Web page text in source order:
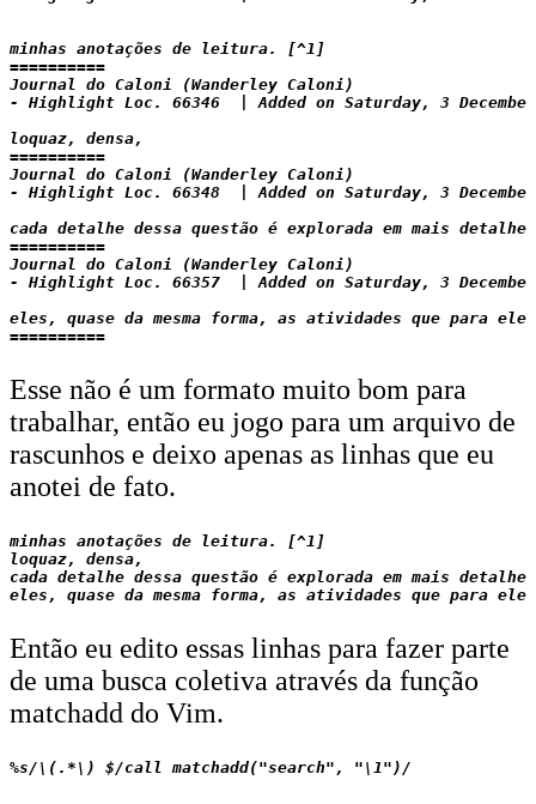
minhas anotações de leitura. [^1]
==========
Journal do Caloni (Wanderley Caloni)
- Highlight Loc. 66346  | Added on Saturday, 3 December
loquaz, densa,
==========
Journal do Caloni (Wanderley Caloni)
- Highlight Loc. 66348  | Added on Saturday, 3 December
cada detalhe dessa questão é explorada em mais
==========
Journal do Caloni (Wanderley Caloni)
- Highlight Loc. 66357  | Added on Saturday, 3 December
eles, quase da mesma forma, as atividades que para eles
Esse não é um formato muito bom para
trabalhar, então eu jogo para um arquivo de
rascunhos e deixo apenas as linhas que eu
anotei de fato.
minhas anotações de leitura. [^1]
loquaz, densa,
cada detalhe dessa questão é explorada em mais
Então eu edito essas linhas para fazer parte
de uma busca coletiva através da função
matchadd do Vim.